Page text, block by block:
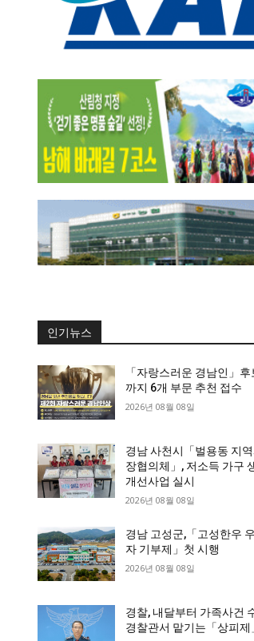
인기뉴스
「자랑스러운 경남인」후
까지 6개 부문 추천 접수
2026년 08월 08일
경남 사천시「벌용동 지
장협의체」, 저소득 가구
개선사업 실시
2026년 08월 08일
경남 고성군,「고성한우
자 기부제」첫 시행
2026년 08월 08일
경찰, 내달부터 가족사건
경찰관서 맡기는「상피제